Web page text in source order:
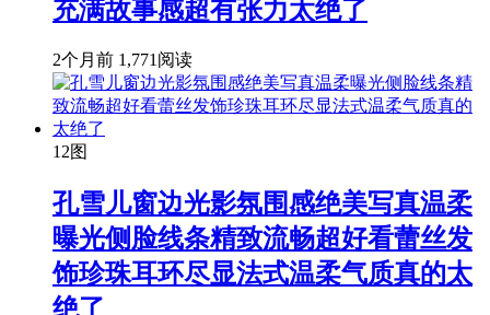
充满故事感超有张力太绝了
2个月前 1,771阅读
12图
孔雪儿窗边光影氛围感绝美写真温柔
曝光侧脸线条精致流畅超好看蕾丝发
饰珍珠耳环尽显法式温柔气质真的太
绝了